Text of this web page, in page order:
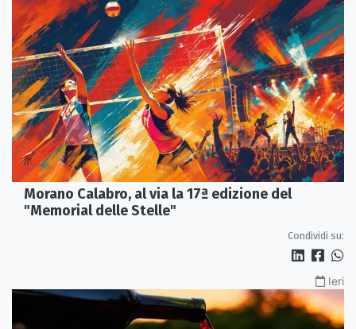
Morano Calabro, al via la 17ª edizione del
"Memorial delle Stelle"
Condividi su:
Ieri